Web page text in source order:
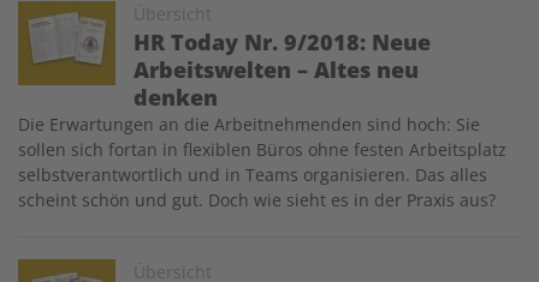
Übersicht
HR Today Nr. 9/2018: Neue
Arbeitswelten – Altes neu
denken
Image
Die Erwartungen an die Arbeitnehmenden sind hoch: Sie
sollen sich fortan in flexiblen Büros ohne festen Arbeitsplatz
selbstverantwortlich und in Teams organisieren. Das alles
scheint schön und gut. Doch wie sieht es in der Praxis aus?
Übersicht
Image